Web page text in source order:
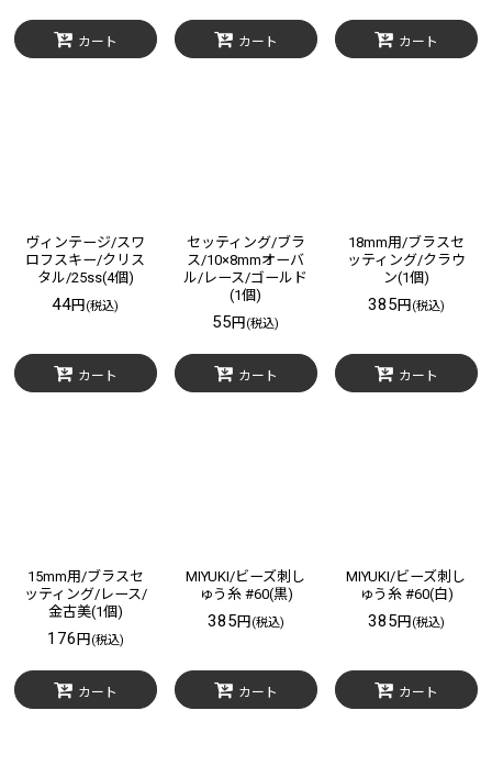
カート カート カート
ヴィンテージ/スワ
ロフスキー/クリス
タル/25ss(4個)
44円 (税込)
カート
セッティング/ブラ
ス/10×8mmオーバ
ル/レース/ゴールド
(1個)
55円 (税込)
カート
18mm用/ブラスセ
ッティング/クラウ
ン(1個)
385 円 (税込)
カート
15mm用/ブラスセ
ッティング/レース/
金古美(1個)
176 円 (税込)
カート
MIYUKI/ビーズ刺し
ゅう糸 #60(黒)
385 円 (税込)
カート
MIYUKI/ビーズ刺し
ゅう糸 #60(白)
385 円 (税込)
カート